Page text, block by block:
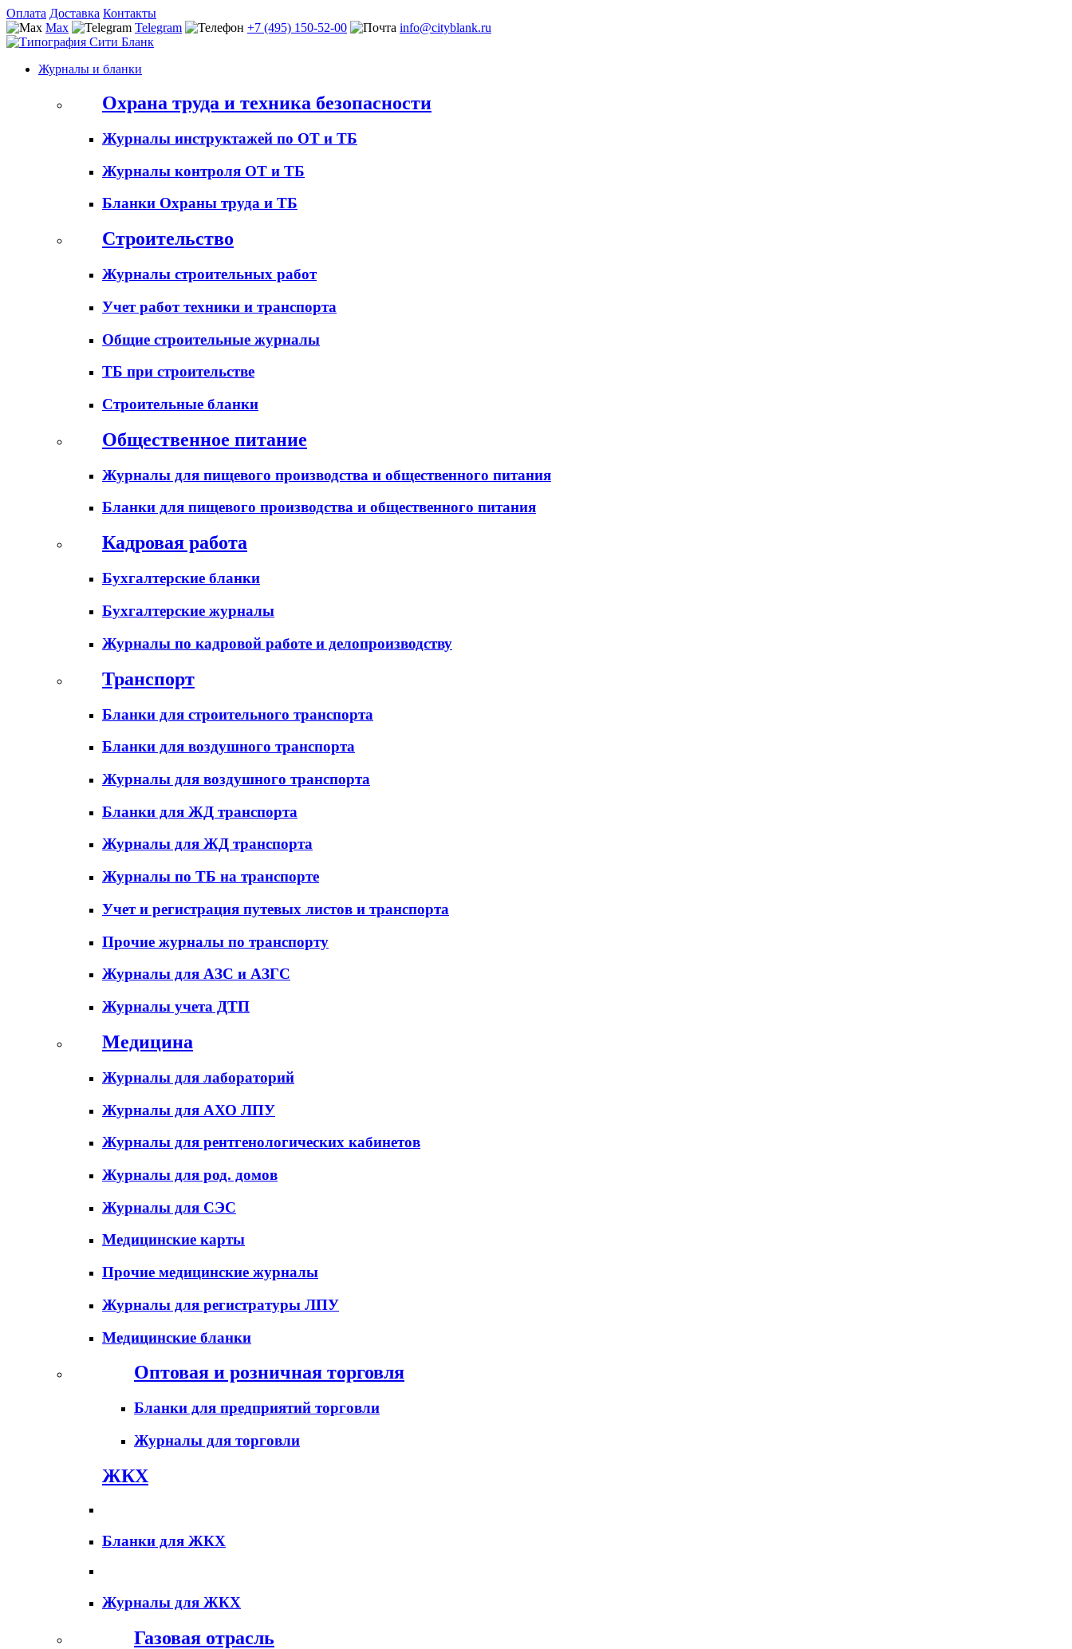
Оплата Доставка Контакты
Max
Telegram +7 (495) 150-52-00 info@cityblank.ru
Журналы и бланки
Охрана труда и техника безопасности
Журналы инструктажей по ОТ и ТБ
Журналы контроля ОТ и ТБ
Бланки Охраны труда и ТБ
Строительство
Журналы строительных работ
Учет работ техники и транспорта
Общие строительные журналы
ТБ при строительстве
Строительные бланки
Общественное питание
Журналы для пищевого производства и общественного питания
Бланки для пищевого производства и общественного питания
Кадровая работа
Бухгалтерские бланки
Бухгалтерские журналы
Журналы по кадровой работе и делопроизводству
Транспорт
Бланки для строительного транспорта
Бланки для воздушного транспорта
Журналы для воздушного транспорта
Бланки для ЖД транспорта
Журналы для ЖД транспорта
Журналы по ТБ на транспорте
Учет и регистрация путевых листов и транспорта
Прочие журналы по транспорту
Журналы для АЗС и АЗГС
Журналы учета ДТП
Медицина
Журналы для лабораторий
Журналы для АХО ЛПУ
Журналы для рентгенологических кабинетов
Журналы для род. домов
Журналы для СЭС
Медицинские карты
Прочие медицинские журналы
Журналы для регистратуры ЛПУ
Медицинские бланки
Оптовая и розничная торговля
Бланки для предприятий торговли
Журналы для торговли
ЖКХ
Бланки для ЖКХ
Журналы для ЖКХ
Газовая отрасль